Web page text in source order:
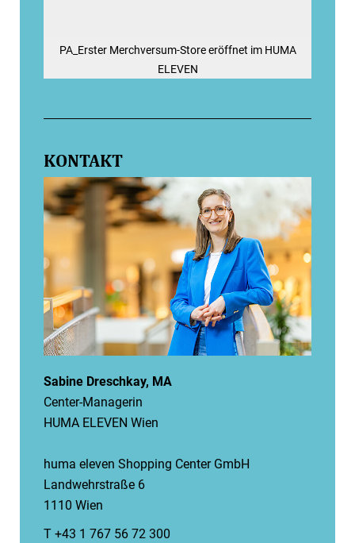
PA_Erster Merchversum-Store eröffnet im HUMA
ELEVEN
KONTAKT
Sabine Dreschkay, MA
Center-Managerin
HUMA ELEVEN Wien
huma eleven Shopping Center GmbH
Landwehrstraße 6
1110 Wien
T +43 1 767 56 72 300